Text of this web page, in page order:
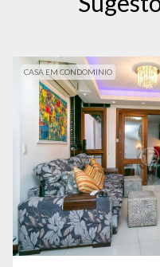
CASA EM CONDOMINIO